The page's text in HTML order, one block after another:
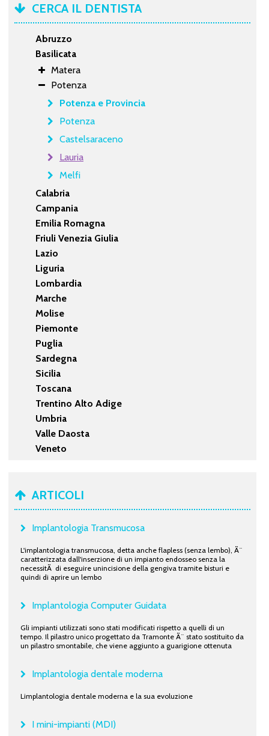
CERCA IL DENTISTA
Abruzzo
Basilicata
Matera
Potenza
Potenza e Provincia
Potenza
Castelsaraceno
Lauria
Melfi
Calabria
Campania
Emilia Romagna
Friuli Venezia Giulia
Lazio
Liguria
Lombardia
Marche
Molise
Piemonte
Puglia
Sardegna
Sicilia
Toscana
Trentino Alto Adige
Umbria
Valle Daosta
Veneto
ARTICOLI
Implantologia Transmucosa
L'implantologia transmucosa, detta anche flapless (senza lembo), Ã¨
caratterizzata dall'inserzione di un impianto endosseo senza la
necessitÃ di eseguire unincisione della gengiva tramite bisturi e
quindi di aprire un lembo
Implantologia Computer Guidata
Gli impianti utilizzati sono stati modificati rispetto a quelli di un
tempo. Il pilastro unico progettato da Tramonte Ã¨ stato sostituito da
un pilastro smontabile, che viene aggiunto a guarigione ottenuta
Implantologia dentale moderna
Limplantologia dentale moderna e la sua evoluzione
I mini-impianti (MDI)